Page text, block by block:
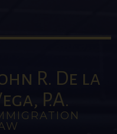
R. De la
P.A.